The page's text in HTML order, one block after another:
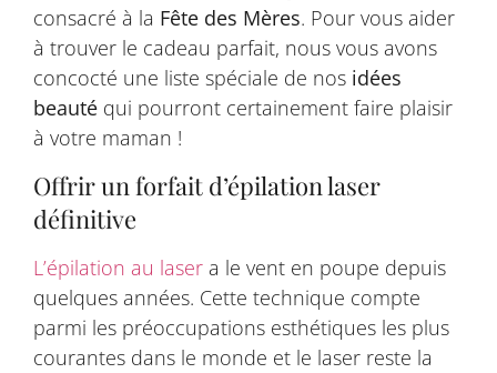
consacré à la Fête des Mères. Pour vous aider
à trouver le cadeau parfait, nous vous avons
concocté une liste spéciale de nos idées
beauté qui pourront certainement faire plaisir
à votre maman !
Offrir un forfait d’épilation laser
définitive
L’épilation au laser a le vent en poupe depuis
quelques années. Cette technique compte
parmi les préoccupations esthétiques les plus
courantes dans le monde et le laser reste la